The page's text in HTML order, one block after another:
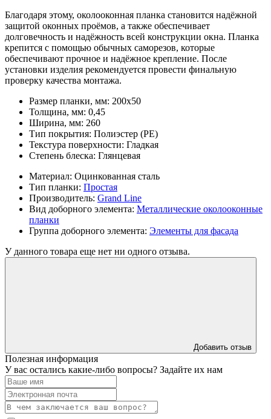
Благодаря этому, околооконная планка становится надёжной
защитой оконных проёмов, а также обеспечивает
долговечность и надёжность всей конструкции окна. Планка
крепится с помощью обычных саморезов, которые
обеспечивают прочное и надёжное крепление. После
установки изделия рекомендуется провести финальную
проверку качества монтажа.
Размер планки, мм: 200х50
Толщина, мм: 0,45
Ширина, мм: 260
Тип покрытия: Полиэстер (PE)
Текстура поверхности: Гладкая
Степень блеска: Глянцевая
Материал: Оцинкованная сталь
Тип планки: Простая
Производитель: Grand Line
Вид доборного элемента: Металлические околооконные
планки
Группа доборного элемента: Элементы для фасада
У данного товара еще нет ни одного отзыва.
Добавить отзыв
Полезная информация
У вас остались какие-либо вопросы? Задайте их нам